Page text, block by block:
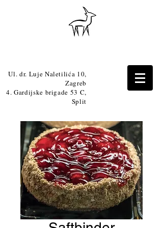
Ul. dr. Luje Naletilića 10,
Zagreb
4. Gardijske brigade 53 C,
Split